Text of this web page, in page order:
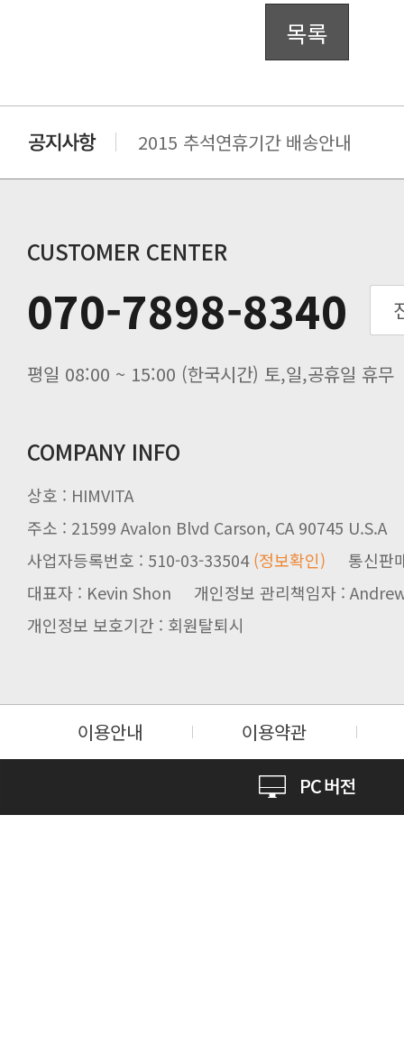
목록
2015 추석연휴기간 배송안내
추수감사절 배송안내
추석기간 배송안내
노동절(9월3일) 배송업무 안내
입금 고객님을 찾습니다.
CUSTOMER CENTER
070-7898-8340
평일 08:00 ~ 15:00 (한국시간) 토,일,공휴일 휴무
COMPANY INFO
상호 : HIMVITA
주소 : 21599 Avalon Blvd Carson, CA 90745 U.S.A
사업자등록번호 : 510-03-33504(정보확인) 통신판
대표자 : Kevin Shon 개인정보 관리책임자 :
개인정보 보호기간 : 회원탈퇴시
이용안내 이용약관